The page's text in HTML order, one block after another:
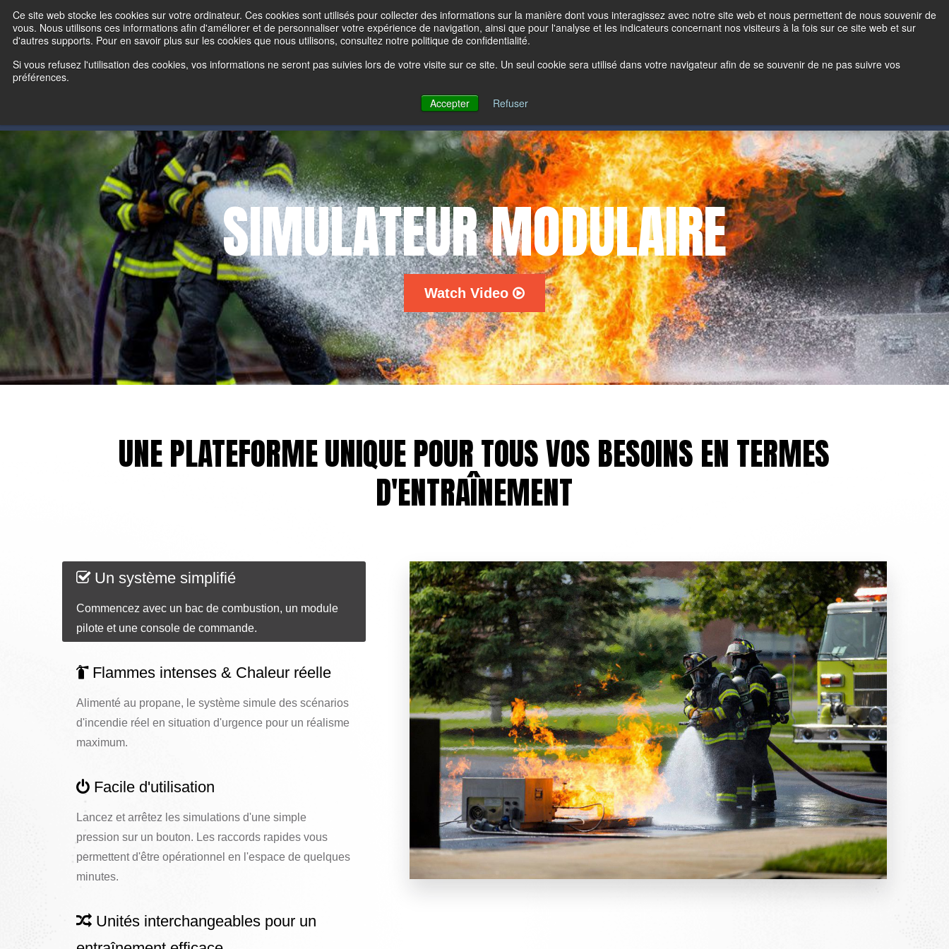
Ce site web stocke les cookies sur votre ordinateur. Ces cookies sont utilisés pour collecter des informations sur la manière dont vous interagissez avec notre site web et nous permettent de nous souvenir de
vous. Nous utilisons ces informations afin d'améliorer et de personnaliser votre expérience de navigation, ainsi que pour l'analyse et les indicateurs concernant nos visiteurs à la fois sur ce site web et sur
d'autres supports. Pour en savoir plus sur les cookies que nous utilisons, consultez notre politique de confidentialité.
Si vous refusez l'utilisation des cookies, vos informations ne seront pas suivies lors de votre visite sur ce site. Un seul cookie sera utilisé dans votre navigateur afin de se souvenir de ne pas suivre vos
préférences.
Accepter
Refuser
Customize your experience:ViewingUSProducts View All Products Search Login Contactez-nous
PRODUITS DE FORMATION PROJETS DE FORMATION À PROPOS DE LION Représentant Achats en ligne
Bullex®is now part of the Lion Group.
SIMULATEUR MODULAIRE
Watch Video
UNE PLATEFORME UNIQUE POUR TOUS VOS BESOINS EN TERMES
D'ENTRAÎNEMENT
Un système simplifié
Commencez avec un bac de combustion, un module
pilote et une console de commande.
Flammes intenses & Chaleur réelle
Alimenté au propane, le système simule des scénarios
d'incendie réel en situation d'urgence pour un réalisme
maximum.
Facile d'utilisation
Lancez et arrêtez les simulations d'une simple
pression sur un bouton. Les raccords rapides vous
permettent d'être opérationnel en l'espace de quelques
minutes.
Unités interchangeables pour un